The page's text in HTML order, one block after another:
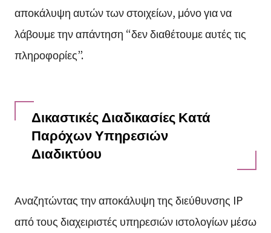
αποκάλυψη αυτών των στοιχείων, μόνο για να
λάβουμε την απάντηση “δεν διαθέτουμε αυτές τις
πληροφορίες”.
Δικαστικές Διαδικασίες Κατά
Παρόχων Υπηρεσιών
Διαδικτύου
Αναζητώντας την αποκάλυψη της διεύθυνσης IP
από τους διαχειριστές υπηρεσιών ιστολογίων μέσω